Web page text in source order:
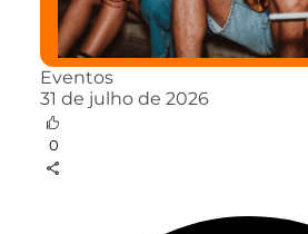
Eventos
31 de julho de 2026
0